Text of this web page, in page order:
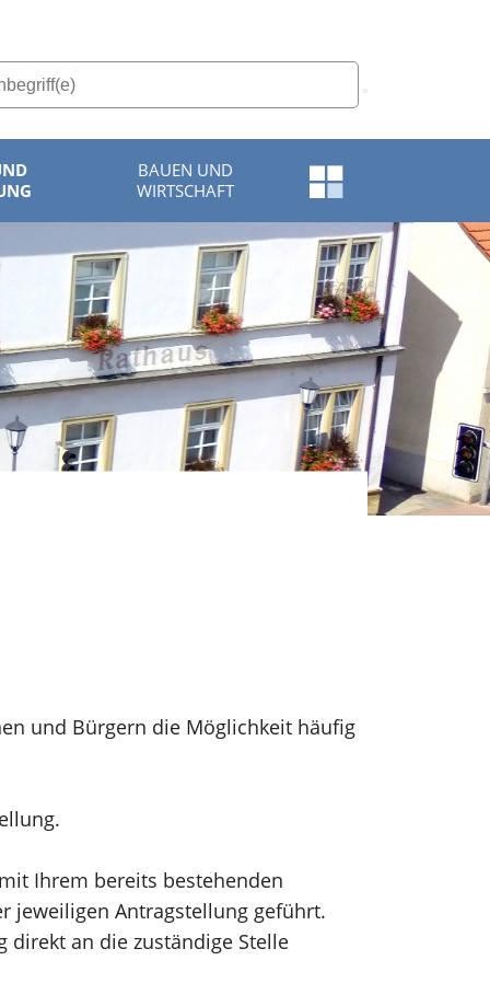
BAUEN UND
WIRTSCHAFT
Schnellzugriff-
Menü
öffnen
und Bürgern die Möglichkeit häufig
Ihrem bereits bestehenden
jeweiligen Antragstellung geführt.
direkt an die zuständige Stelle